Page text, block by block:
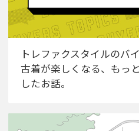
トレファクスタイルのバ
古着が楽しくなる、もっ
したお話。